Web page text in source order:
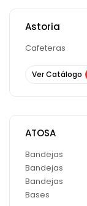
Astoria
Cafeteras
Ver Catálogo
ATOSA
Bandejas
Bandejas
Bandejas
Bases